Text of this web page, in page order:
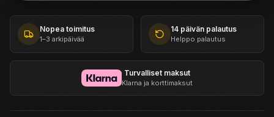
Nopea toimitus
1–3 arkipäivää
14 päivän palautus
Helppo palautus
Turvalliset maksut
Klarna ja korttimaksut